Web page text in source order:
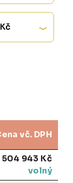
vč. DPH
504 943 Kč
volný